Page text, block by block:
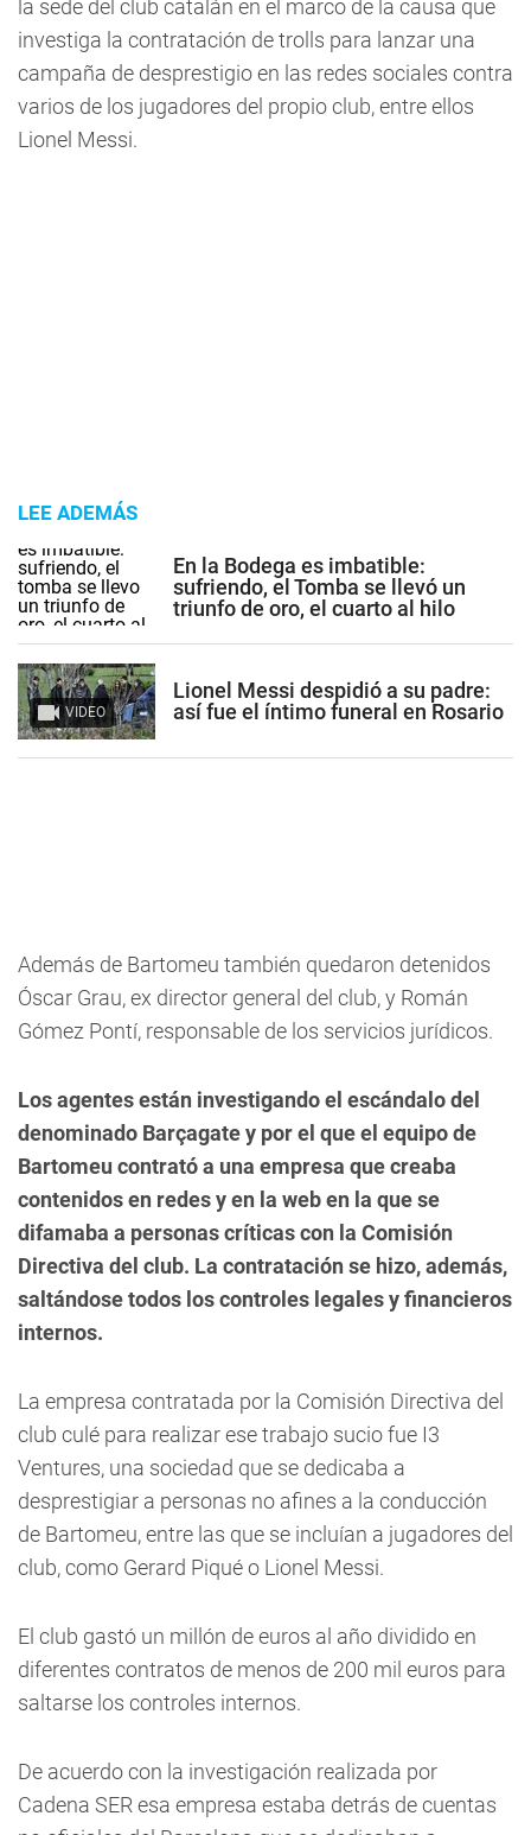
la sede del club catalán en el marco de la causa que
investiga la contratación de trolls para lanzar una
campaña de desprestigio en las redes sociales contra
varios de los jugadores del propio club, entre ellos
Lionel Messi.
LEE ADEMÁS
En la Bodega es imbatible:
sufriendo, el Tomba se llevó un
triunfo de oro, el cuarto al hilo
VIDEO
Lionel Messi despidió a su padre:
así fue el íntimo funeral en Rosario
Además de Bartomeu también quedaron detenidos
Óscar Grau, ex director general del club, y Román
Gómez Pontí, responsable de los servicios jurídicos.
Los agentes están investigando el escándalo del
denominado Barçagate y por el que el equipo de
Bartomeu contrató a una empresa que creaba
contenidos en redes y en la web en la que se
difamaba a personas críticas con la Comisión
Directiva del club. La contratación se hizo, además,
saltándose todos los controles legales y financieros
internos.
La empresa contratada por la Comisión Directiva del
club culé para realizar ese trabajo sucio fue I3
Ventures, una sociedad que se dedicaba a
desprestigiar a personas no afines a la conducción
de Bartomeu, entre las que se incluían a jugadores del
club, como Gerard Piqué o Lionel Messi.
El club gastó un millón de euros al año dividido en
diferentes contratos de menos de 200 mil euros para
saltarse los controles internos.
De acuerdo con la investigación realizada por
Cadena SER esa empresa estaba detrás de cuentas